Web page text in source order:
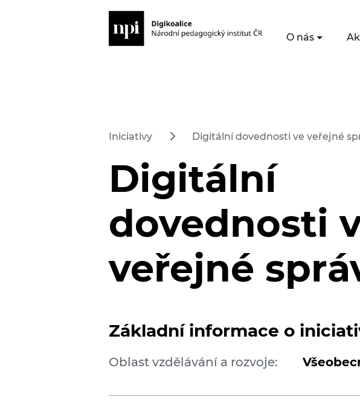
O nás
Iniciativy Digitální dovednosti ve veřejné
Digitální
dovednosti
veřejné
Základní informace o
Oblast vzdělávání a rozvoje: